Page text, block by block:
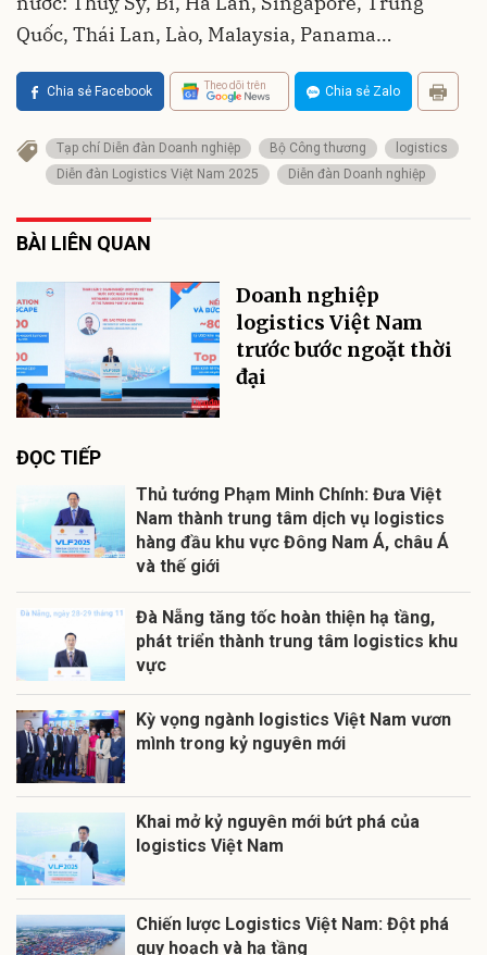
Quốc, Thái Lan, Lào, Malaysia, Panama…
Chia sẻ Facebook Theo dõi trên Chia sẻ Zalo
Tạp chí Diễn đàn Doanh nghiệp Bộ Công thương
logistics
Diễn đàn Logistics Việt Nam 2025
Diễn đàn Doanh nghiệp
BÀI LIÊN QUAN
Doanh nghiệp
logistics Việt Nam
trước bước ngoặt thời
đại
ĐỌC TIẾP
Thủ tướng Phạm Minh Chính: Đưa Việt
Nam thành trung tâm dịch vụ logistics
hàng đầu khu vực Đông Nam Á, châu Á
và thế giới
Đà Nẵng tăng tốc hoàn thiện hạ tầng,
phát triển thành trung tâm logistics khu
vực
Kỳ vọng ngành logistics Việt Nam vươn
mình trong kỷ nguyên mới
Khai mở kỷ nguyên mới bứt phá của
logistics Việt Nam
Chiến lược Logistics Việt Nam: Đột phá
quy hoạch và hạ tầng